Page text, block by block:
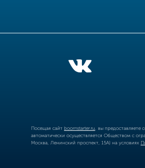
Посещая сайт boomstarter.ru , вы
автоматически осуществляется Обществом с
Москва, Ленинский проспект, 15А) на условиях